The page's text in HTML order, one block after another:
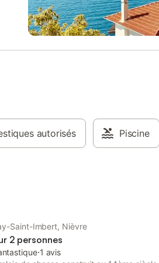
et
autorisés Piscine
Saint-Imbert, Nièvre
2 personnes
⋅1 avis